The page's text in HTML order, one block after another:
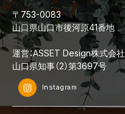
〒753-0083
山口県山口市後河原41番地
運営：ASSET Design株式会社
山口県知事（2）第3697号
Instagram